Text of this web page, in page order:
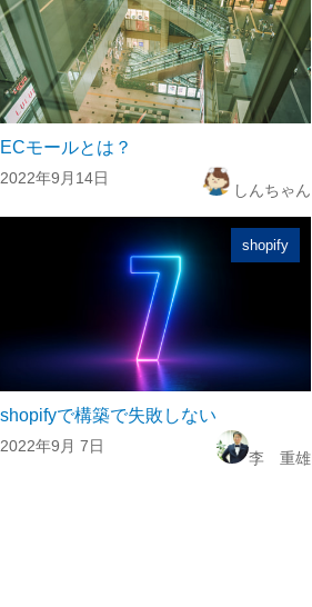
ECモールとは？
2022年9月14日
しんちゃん
shopify
shopifyで構築で失敗しない
2022年9月 7日
李 重雄